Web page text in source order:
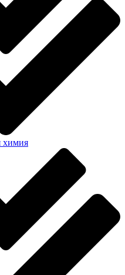
химия